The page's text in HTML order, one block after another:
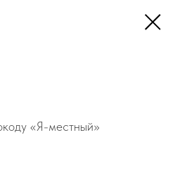
«Я-местный»